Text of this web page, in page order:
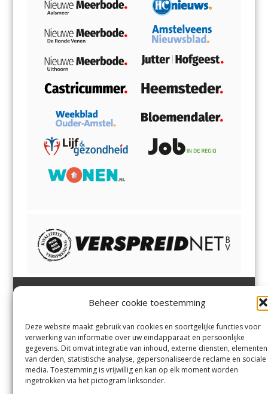
Beheer cookie toestemming
Deze website maakt gebruik van cookies en soortgelijke functies voor
verwerking van informatie over uw eindapparaat en persoonlijke
gegevens. Dit omvat integratie van inhoud, externe diensten, elementen
van derden, statistische analyse, gepersonaliseerde reclame en sociale
media. Toestemming is vrijwillig en kan op elk moment worden
ingetrokken via het pictogram linksonder.
Margadantstraat 34
1976 DN IJmuiden
023-8200170
info@heemsteder.nl
info@bloemendaler.nl
Bennebroek,Vogelenzang,
OverveenenAerdenhout
Contact